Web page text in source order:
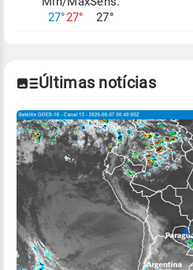
27°27°
27°
Últimas notícias